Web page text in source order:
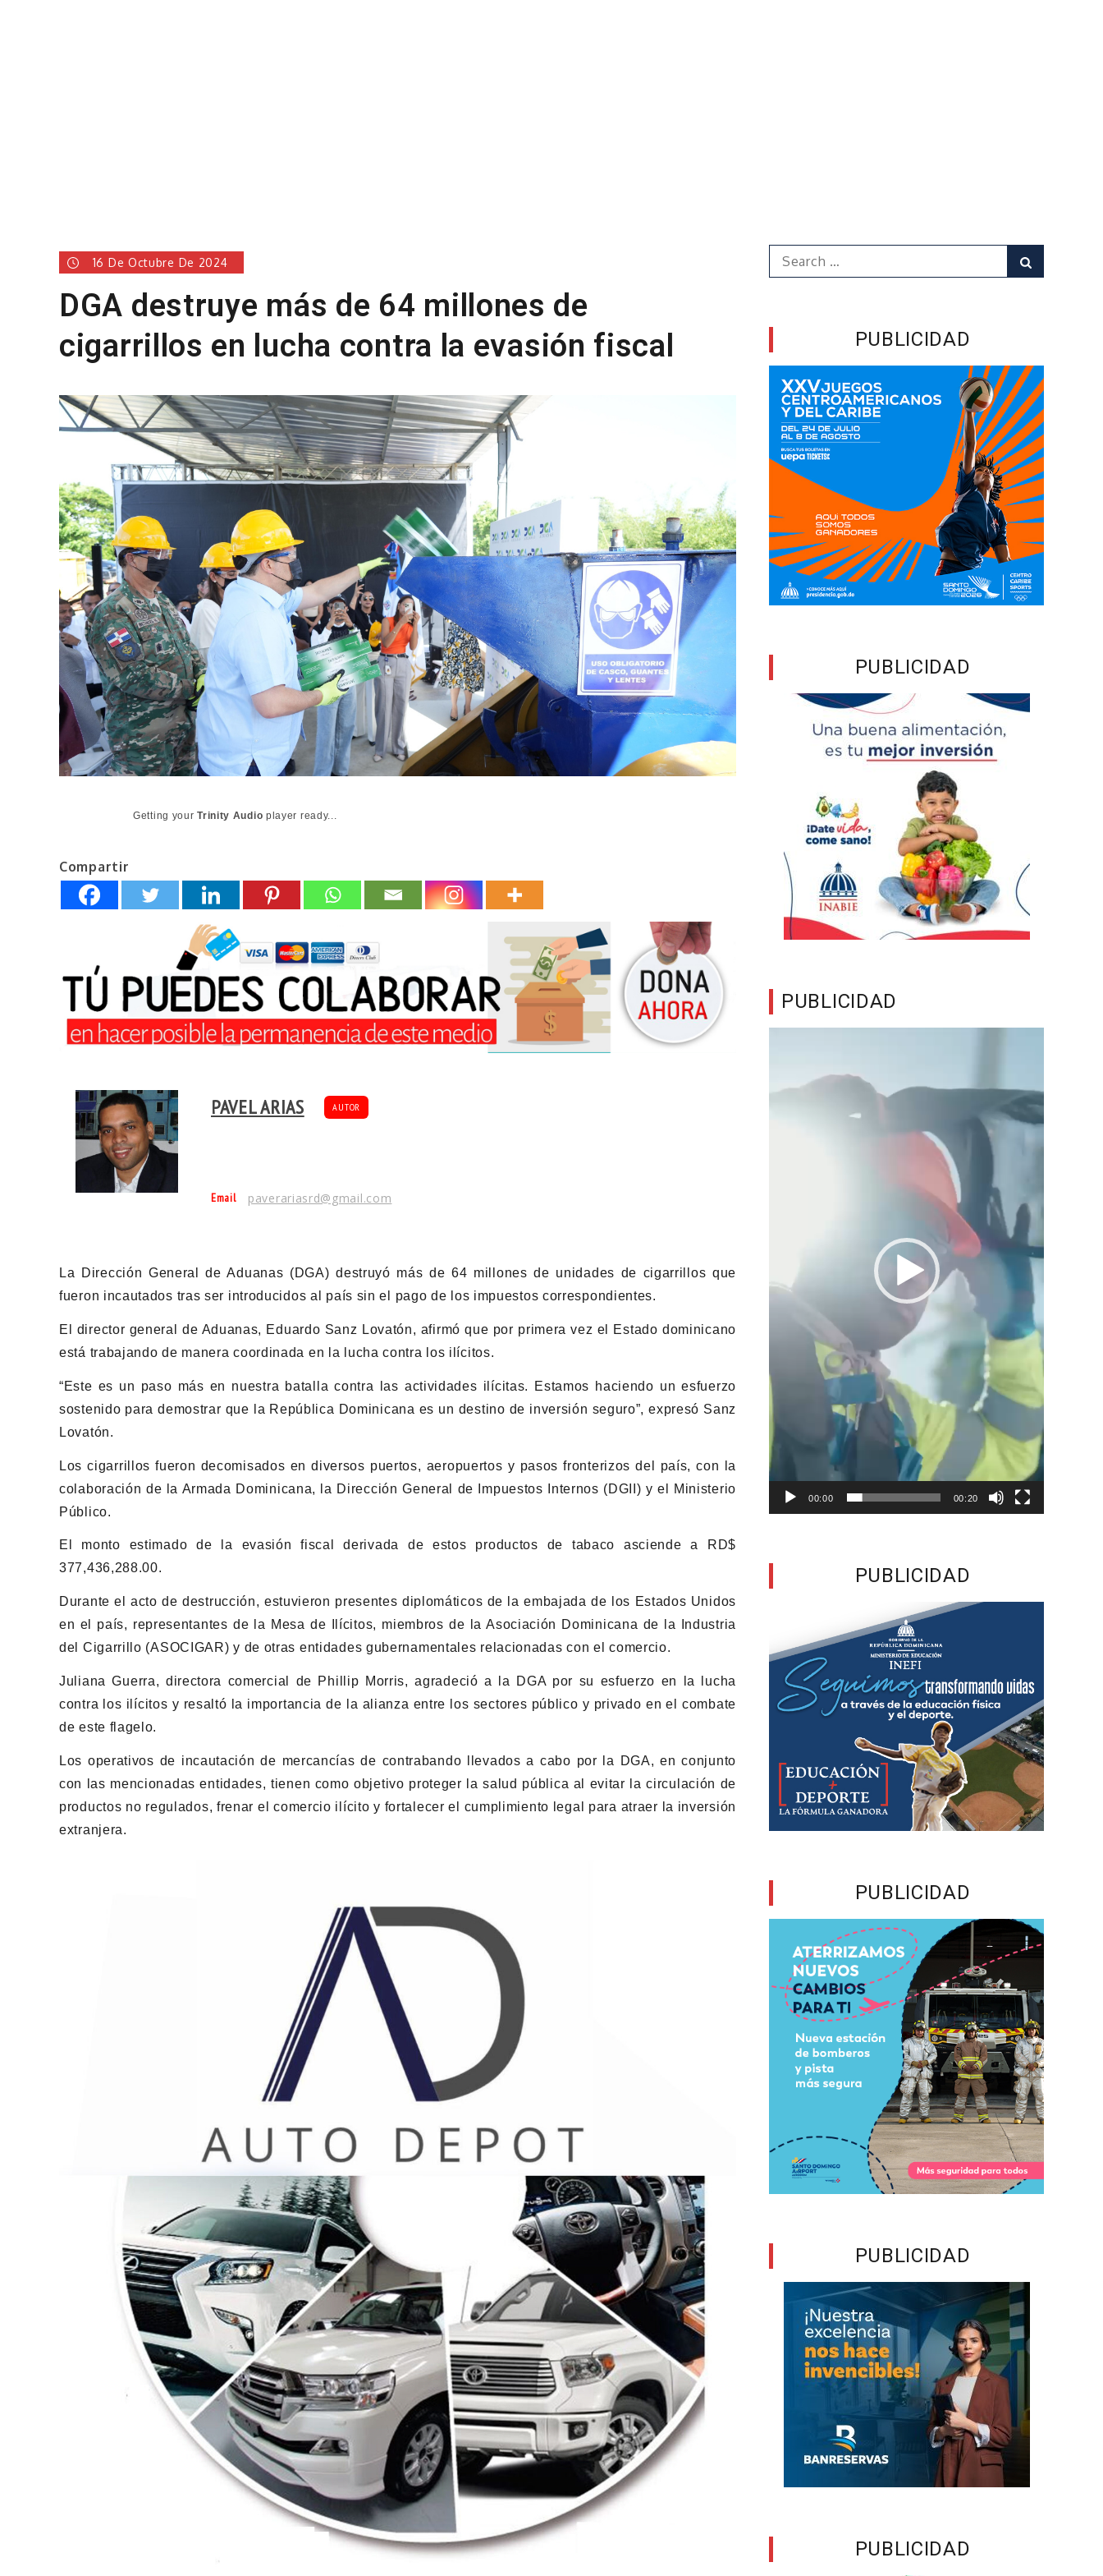
16 De Octubre De 2024
DGA destruye más de 64 millones de
cigarrillos en lucha contra la evasión fiscal
Getting yourTrinity Audio player ready...
Compartir
PAVEL ARIAS AUTOR
Email paverariasrd@gmail.com
La Dirección General de Aduanas (DGA) destruyó más de 64 millones de unidades de cigarrillos que
fueron incautados tras ser introducidos al país sin el pago de los impuestos correspondientes.
El director general de Aduanas, Eduardo Sanz Lovatón, afirmó que por primera vez el Estado dominicano
está trabajando de manera coordinada en la lucha contra los ilícitos.
“Este es un paso más en nuestra batalla contra las actividades ilícitas. Estamos haciendo un esfuerzo
sostenido para demostrar que la República Dominicana es un destino de inversión seguro”, expresó Sanz
Lovatón.
Los cigarrillos fueron decomisados en diversos puertos, aeropuertos y pasos fronterizos del país, con la
colaboración de la Armada Dominicana, la Dirección General de Impuestos Internos (DGII) y el Ministerio
Público.
El monto estimado de la evasión fiscal derivada de estos productos de tabaco asciende a RD$
377,436,288.00.
Durante el acto de destrucción, estuvieron presentes diplomáticos de la embajada de los Estados Unidos
en el país, representantes de la Mesa de Ilícitos, miembros de la Asociación Dominicana de la Industria
del Cigarrillo (ASOCIGAR) y de otras entidades gubernamentales relacionadas con el comercio.
Juliana Guerra, directora comercial de Phillip Morris, agradeció a la DGA por su esfuerzo en la lucha
contra los ilícitos y resaltó la importancia de la alianza entre los sectores público y privado en el combate
de este flagelo.
Los operativos de incautación de mercancías de contrabando llevados a cabo por la DGA, en conjunto
con las mencionadas entidades, tienen como objetivo proteger la salud pública al evitar la circulación de
productos no regulados, frenar el comercio ilícito y fortalecer el cumplimiento legal para atraer la inversión
extranjera.
Search
for:
PUBLICIDAD
PUBLICIDAD
PUBLICIDAD
00:00 00:20
PUBLICIDAD
PUBLICIDAD
PUBLICIDAD
PUBLICIDAD